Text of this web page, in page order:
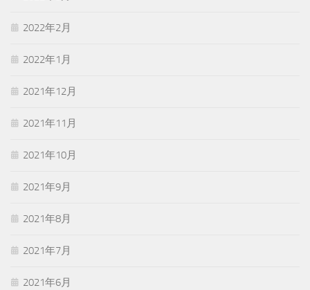
2022年2月
2022年1月
2021年12月
2021年11月
2021年10月
2021年9月
2021年8月
2021年7月
2021年6月